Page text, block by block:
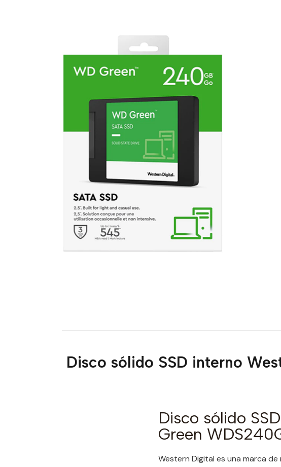
Disco sólido SSD interno
Disco sólido
Green
Western Digital es una marca